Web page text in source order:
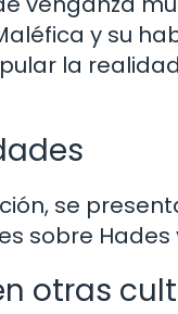
y su
la
se
sobre Hades
otras